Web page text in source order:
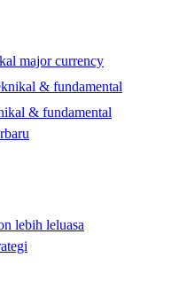
major currency
& fundamental
& fundamental
lebih leluasa